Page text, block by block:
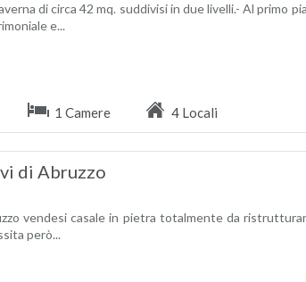
di circa 42 mq. suddivisi in due livelli.- Al primo
e...
1 Camere 4 Locali
di Abruzzo
vendesi casale in pietra totalmente da
però...